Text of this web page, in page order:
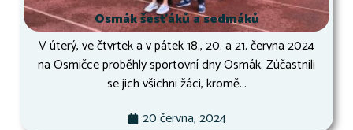
Osmák šesťáků a sedmáků
V úterý, ve čtvrtek a v pátek 18., 20. a 21. června 2024
na Osmičce proběhly sportovní dny Osmák. Zúčastnili
se jich všichni žáci, kromě...
20 června, 2024